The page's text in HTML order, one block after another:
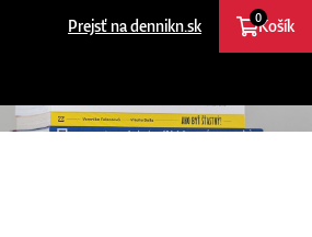
Prejsť na dennikn.sk Košík
0